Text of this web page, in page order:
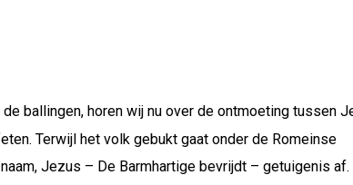
ballingen, horen wij nu over de ontmoeting tussen
Terwijl het volk gebukt gaat onder de Romeinse
Jezus – De Barmhartige bevrijdt – getuigenis af.